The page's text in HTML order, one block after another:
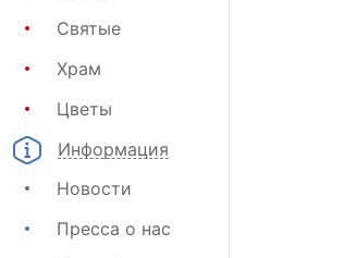
Святые
Храм
Цветы
Информация
Новости
Пресса о нас